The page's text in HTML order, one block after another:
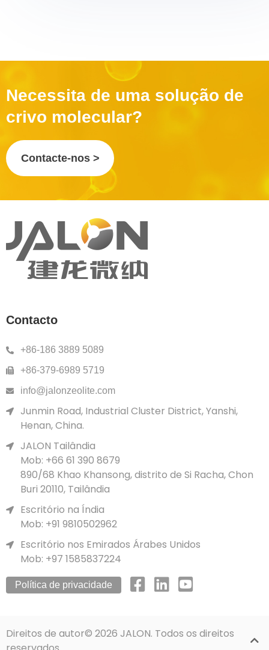
Necessita de uma solução de
crivo molecular?
Contacte-nos >
Contacto
+86-186 3889 5089
+86-379-6989 5719
info@jalonzeolite.com
Junmin Road, Industrial Cluster District, Yanshi,
Henan, China.
JALON Tailândia
Mob: +66 61 390 8679
890/68 Khao Khansong, distrito de Si Racha, Chon
Buri 20110, Tailândia
Escritório na Índia
Mob: +91 9810502962
Escritório nos Emirados Árabes Unidos
Mob: +97 1585837224
Política de privacidade
Direitos de autor© 2026 JALON. Todos os direitos